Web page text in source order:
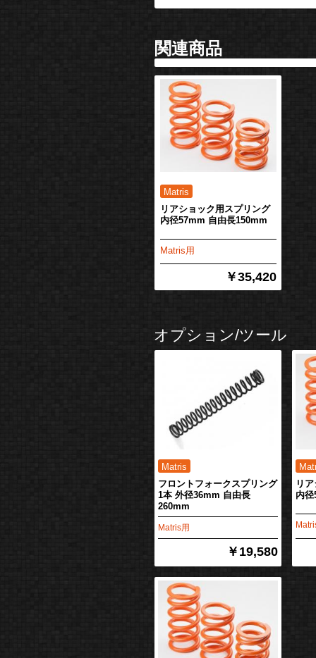
関連商品
リアショック用スプリング
内径57mm 自由長150mm
Matris用
￥35,420
オプション/ツール
フロントフォークスプリング
1本 外径36mm 自由長
260mm
Matris用
￥19,580
リ
内